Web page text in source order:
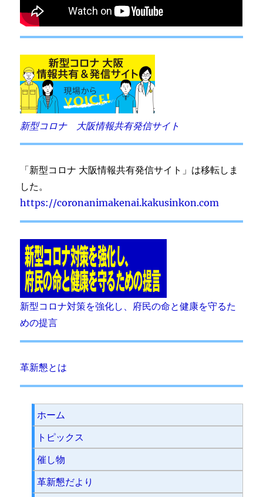
新型コロナ 大阪情報共有発信サイト
「新型コロナ 大阪情報共有発信サイト」は移転しま
した。
https://coronanimakenai.kakusinkon.com
新型コロナ対策を強化し、府民の命と健康を守るた
めの提言
革新懇とは
ホーム
トピックス
催し物
革新懇だより